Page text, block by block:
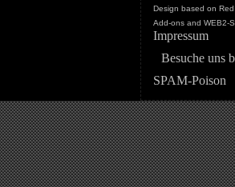
Design based on
Add-ons and WEB2-
Impressum
Besuche uns
SPAM-Poison